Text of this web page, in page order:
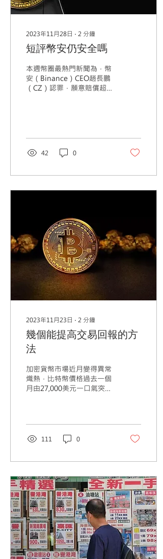
2023年11月28日 ∙ 2 分鐘
短評幣安仍安全嗎
本週幣圈最熱門新聞為，幣
安（Binance）CEO趙長鵬
（CZ）認罪，願意賠償超過
來一次過替讀者解答。 事件
在此就不詳述了，單刀直入
42 0
2023年11月23日 ∙ 2 分鐘
幾個能提高交易回報的方
法
加密貨幣市場近月變得異常
熾熱，比特幣價格過去一個
月由27,000美元一口氣突破
多讓，有些幣更一個月升超
過一倍！除了buy and
hold外，有甚麼方法可以提
111 0